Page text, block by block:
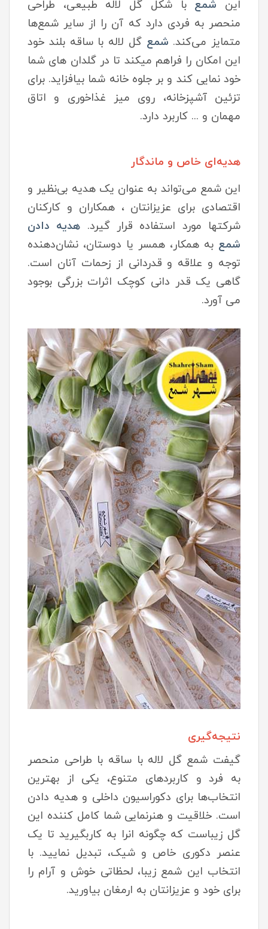
این شمع با شکل گل لاله طبیعی، طراحی
منحصر به فردی دارد که آن را از سایر شمع‌ها
متمایز می‌کند. شمع گل لاله با ساقه بلند خود
این امکان را فراهم میکند تا در گلدان های شما
خود نمایی کند و بر جلوه خانه شما بیافزاید. برای
تزئین آشپزخانه، روی میز غذاخوری و اتاق
مهمان و ... کاربرد دارد.
هدیه‌ای خاص و ماندگار
این شمع می‌تواند به عنوان یک هدیه بی‌نظیر و
اقتصادی برای عزیزانتان ، همکاران و کارکنان
شرکتها مورد استفاده قرار گیرد. هدیه دادن
شمع به همکار، همسر یا دوستان، نشان‌دهنده
توجه و علاقه و قدردانی از زحمات آنان است.
گاهی یک قدر دانی کوچک اثرات بزرگی بوجود
می آورد.
نتیجه‌گیری
گیفت شمع گل لاله با ساقه با طراحی منحصر
به فرد و کاربردهای متنوع، یکی از بهترین
انتخاب‌ها برای دکوراسیون داخلی و هدیه دادن
است. خلاقیت و هنرنمایی شما کامل کننده این
گل زیباست که چگونه انرا به کاربگیرید تا یک
عنصر دکوری خاص و شیک، تبدیل نمایید. با
انتخاب این شمع زیبا، لحظاتی خوش و آرام را
برای خود و عزیزانتان به ارمغان بیاورید.